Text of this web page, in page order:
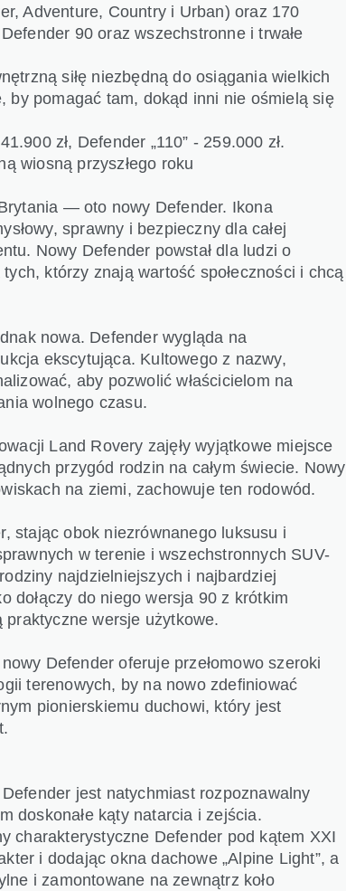
Adventure, Country i Urban) oraz 170
90 oraz wszechstronne i trwałe
siłę niezbędną do osiągania wielkich
by pomagać tam, dokąd inni nie ośmielą się
zł, Defender „110” - 259.000 zł.
wiosną przyszłego roku
— oto nowy Defender. Ikona
sprawny i bezpieczny dla całej
Nowy Defender powstał dla ludzi o
którzy znają wartość społeczności i chcą
nowa. Defender wygląda na
ekscytująca. Kultowego z nazwy,
aby pozwolić właścicielom na
wolnego czasu.
Land Rovery zajęły wyjątkowe miejsce
przygód rodzin na całym świecie. Nowy
na ziemi, zachowuje ten rodowód.
stając obok niezrównanego luksusu i
w terenie i wszechstronnych SUV-
najdzielniejszych i najbardziej
dołączy do niego wersja 90 z krótkim
praktyczne wersje użytkowe.
Defender oferuje przełomowo szeroki
terenowych, by na nowo zdefiniować
pionierskiemu duchowi, który jest
jest natychmiast rozpoznawalny
doskonałe kąty natarcia i zejścia.
charakterystyczne Defender pod kątem XXI
i dodając okna dachowe „Alpine Light”, a
i zamontowane na zewnątrz koło